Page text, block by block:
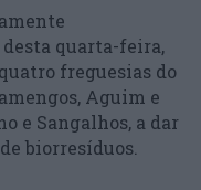
quarta-feira,
freguesias do
Aguim e
e Sangalhos, a dar
biorresíduos.